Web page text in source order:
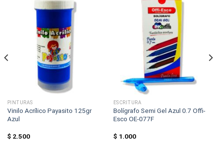
PINTURAS
Vinilo Acrílico Payasito 125gr
Azul
$ 2.500
ESCRITURA
Bolígrafo Semi Gel Azul 0.7 Offi-
Esco OE-077F
$ 1.000